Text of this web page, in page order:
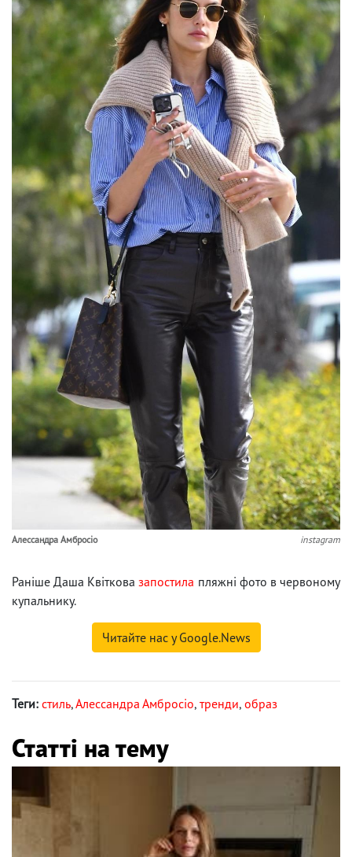
Алессандра Амбросіо instagram
Раніше Даша Квітковазапостила пляжні фото в червоному
купальнику.
Читайте нас у Google.News
Теги: стиль,Алессандра Амбросіо, тренди, образ
Статті на тему